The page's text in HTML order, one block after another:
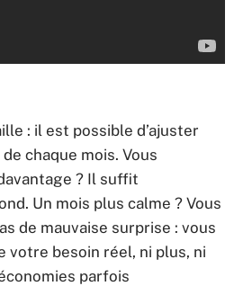
: il est possible d’ajuster
chaque mois. Vous
? Il suffit
Un mois plus calme ? Vous
de mauvaise surprise : vous
votre besoin réel, ni plus, ni
parfois